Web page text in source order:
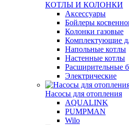
КОТЛЫ И КОЛОНКИ
Аксессуары
Бойлеры
Колонки газовые
Комплектующие
Напольные котлы
Настенные котлы
Расширительные
Электрические
Насосы для отопления
AQUALINK
PUMPMAN
Wilo